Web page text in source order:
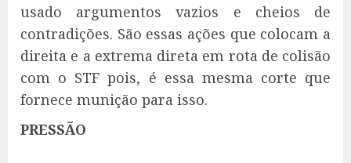
usado argumentos vazios e cheios de
contradições. São essas ações que colocam a
direita e a extrema direta em rota de colisão
com o STF pois, é essa mesma corte que
fornece munição para isso.
PRESSÃO